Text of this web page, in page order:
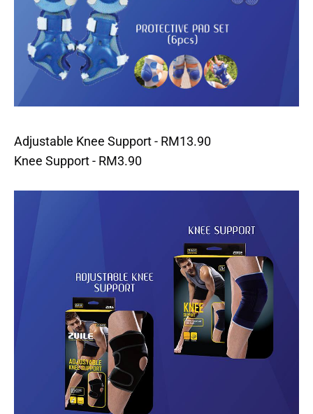
Adjustable Knee Support - RM13.90
Knee Support - RM3.90